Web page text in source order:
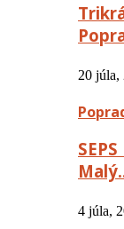
20 júla,
4 júla,